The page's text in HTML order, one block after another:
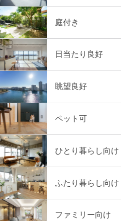
庭付き
日当たり良好
眺望良好
ペット可
ひとり暮らし向け
ふたり暮らし向け
ファミリー向け